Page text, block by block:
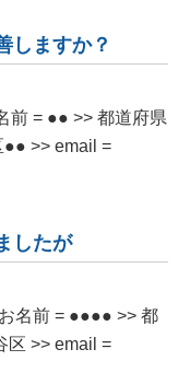
しますか？
前 = ●● >> 都道府県
●● >> email =
したが
名前 = ●●●● >> 都
区 >> email =